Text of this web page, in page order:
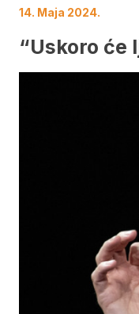
14. Maja 2024.
“Uskoro će